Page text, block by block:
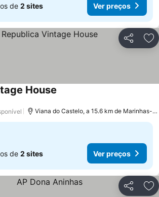
de 2 sites Ver preços
Partilhar
House
Viana do Castelo, a 15.6 km de Marinhas-
de 2 sites Ver preços
Partilhar